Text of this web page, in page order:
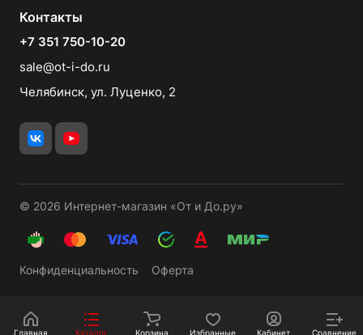
Контакты
+7 351 750-10-20
sale@ot-i-do.ru
Челябинск, ул. Луценко, 2
© 2026 Интернет-магазин «От и До.ру»
Конфиденциальность Оферта
Главная Каталог Корзина Избранные Кабинет Сравнение